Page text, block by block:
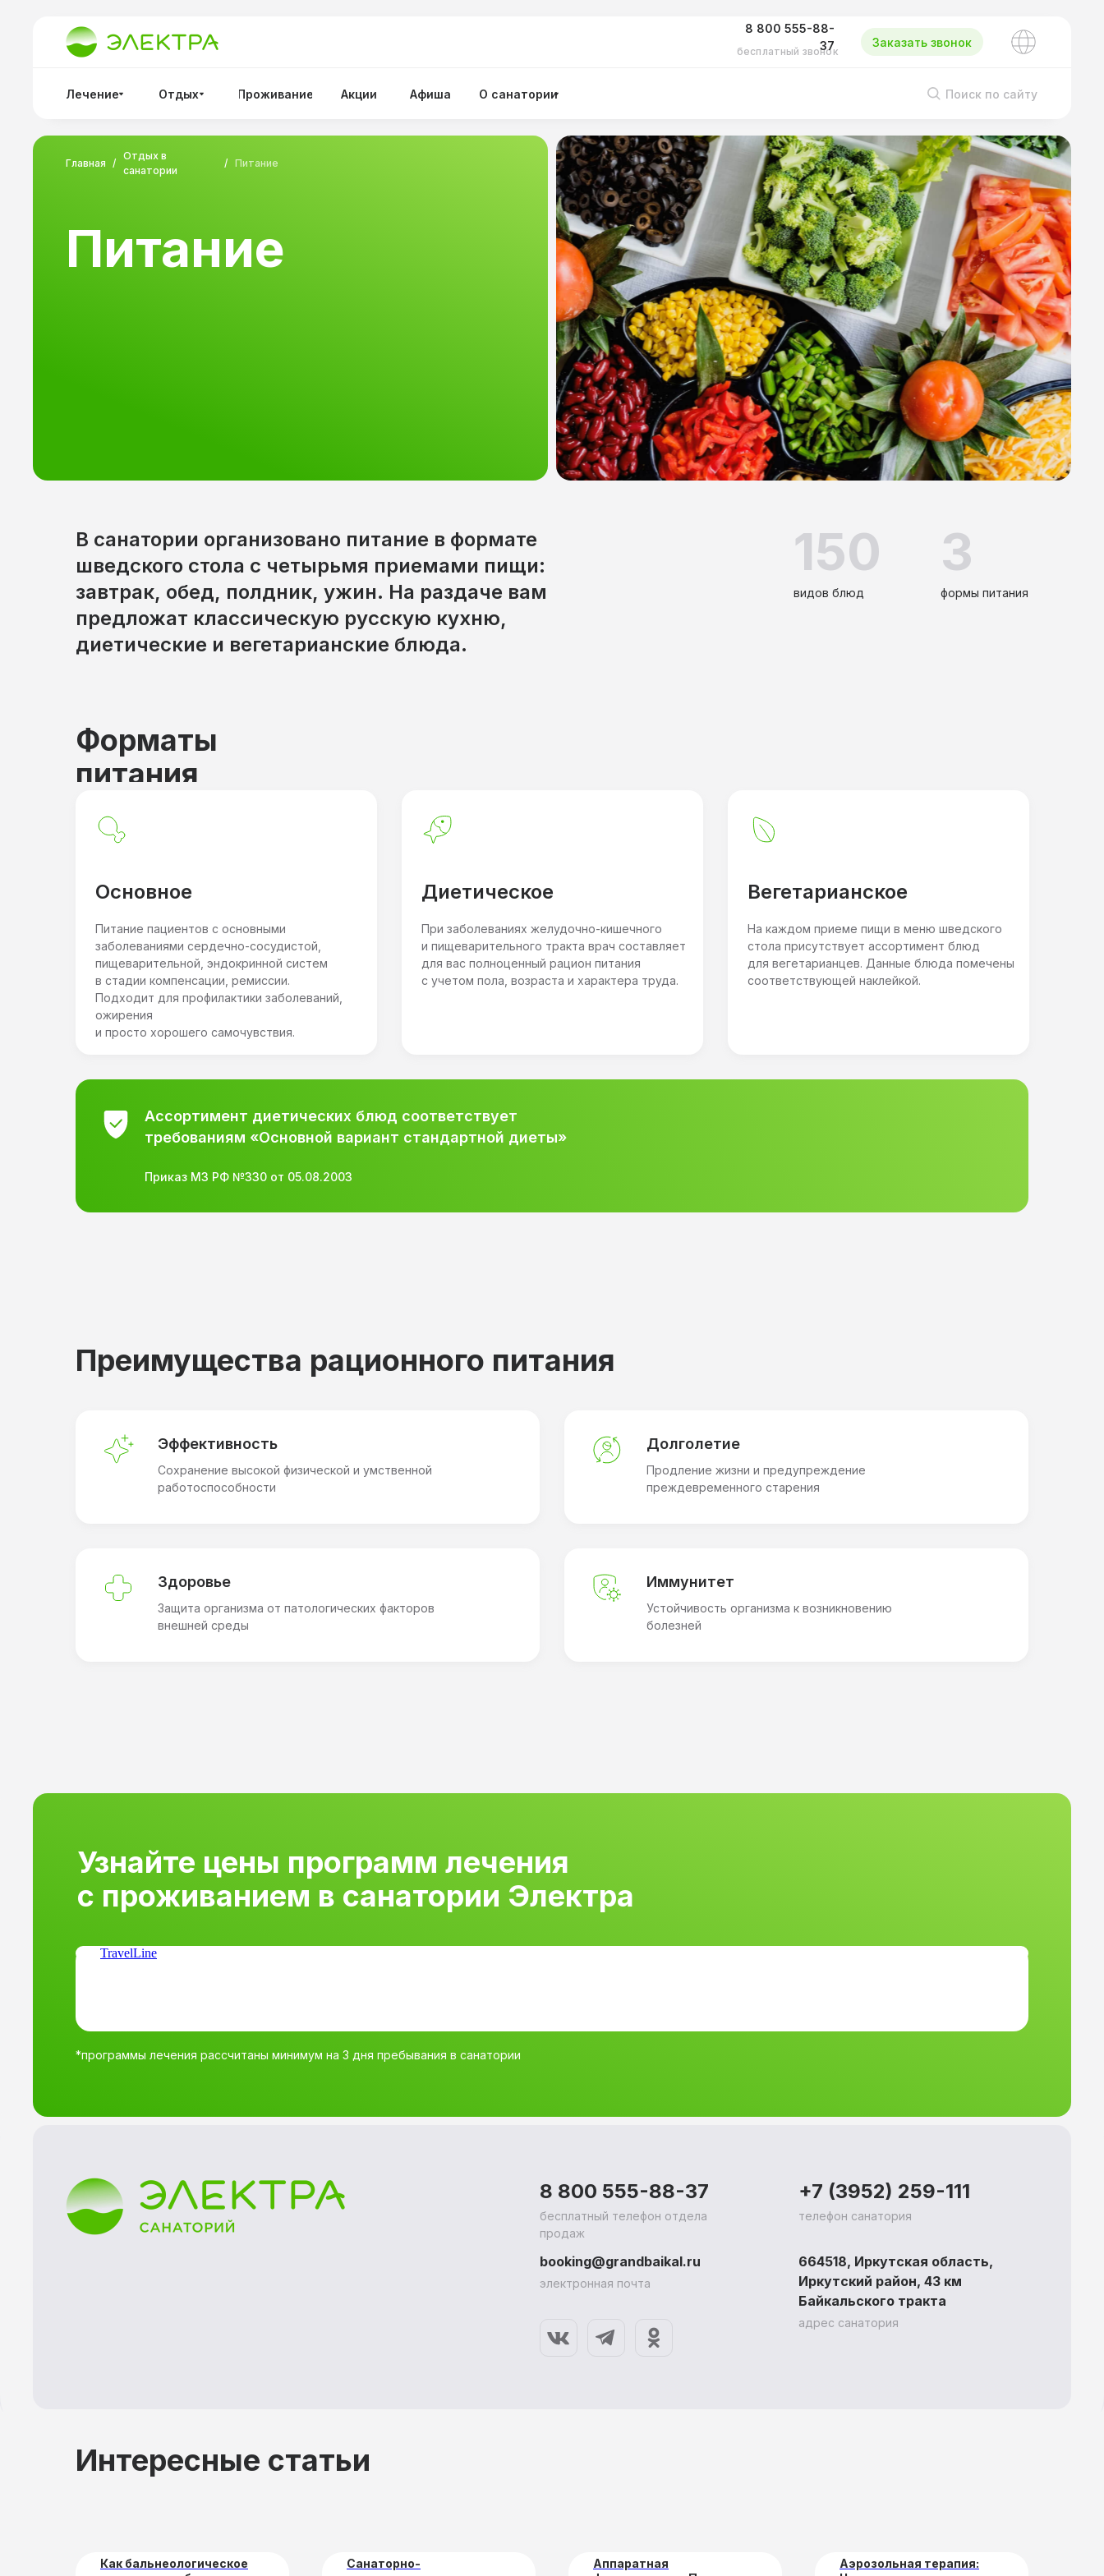
Лечение Отдых Проживание Акции Афиша О санатории Поиск по сайту
Заказать звонок
бесплатный звонок
8 800 555-88-
37
Главная / Питание
Отдых в
санатории
/
Питание
В санатории организовано питание в формате
шведского стола с четырьмя приемами пищи:
завтрак, обед, полдник, ужин. На раздаче вам
предложат классическую русскую кухню,
диетические и вегетарианские блюда.
150
видов блюд
3
формы питания
Форматы
питания
Основное
Питание пациентов с основными
заболеваниями сердечно-сосудистой,
пищеварительной, эндокринной систем
в стадии компенсации, ремиссии.
Подходит для профилактики заболеваний,
ожирения
и просто хорошего самочувствия.
Диетическое
При заболеваниях желудочно-кишечного
и пищеварительного тракта врач составляет
для вас полноценный рацион питания
с учетом пола, возраста и характера труда.
Вегетарианское
На каждом приеме пищи в меню шведского
стола присутствует ассортимент блюд
для вегетарианцев. Данные блюда помечены
соответствующей наклейкой.
Ассортимент диетических блюд соответствует
требованиям «Основной вариант стандартной диеты»
Приказ МЗ РФ №330 от 05.08.2003
Преимущества рационного питания
Эффективность
Сохранение высокой физической и умственной
работоспособности
Долголетие
Продление жизни и предупреждение
преждевременного старения
Здоровье
Защита организма от патологических факторов
внешней среды
Иммунитет
Устойчивость организма к возникновению
болезней
*программы лечения рассчитаны минимум на 3 дня пребывания в санатории
Узнайте цены программ лечения
с проживанием в санатории Электра
Узнайте цены программ лечения с
проживанием в санатории Электра
TravelLine
бесплатный телефон отдела
продаж
8 800 555-88-37
телефон санатория
+7 (3952) 259-111
электронная почта
booking@grandbaikal.ru
адрес санатория
664518, Иркутская область,
Иркутский район, 43 км
Байкальского тракта
Интересные статьи
Как бальнеологическое
Санаторно-
Аппаратная
Аэрозольная терапия: